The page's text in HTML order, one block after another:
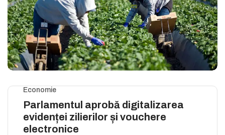
Economie
Parlamentul aprobă digitalizarea
evidenței zilierilor și vouchere
electronice